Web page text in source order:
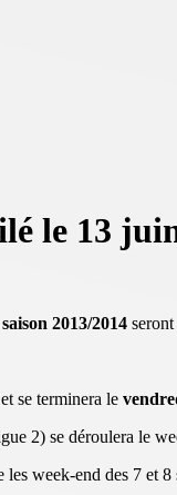
le 13
saison 2013/2014
et se terminera le
2) se déroulera le
week-end des 7 et 8